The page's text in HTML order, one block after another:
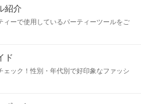
紹介
ィーで使用しているパーティーツールをご
ド
ェック！性別・年代別で好印象なファッシ